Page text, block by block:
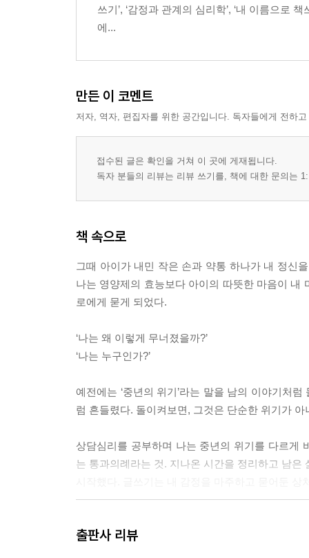
쓰기’, ‘감정과 관계의 심리학’, ‘내 이름으로
에...
만든 이 코멘트
저자, 역자, 편집자를 위한 공간입니다. 독자들에게 전하
접수된 글은 확인을 거쳐 이 곳에 게재됩니다.
독자 분들의 리뷰는 리뷰 쓰기를, 책에 대한 문의는
책 속으로
그때 아이가 내민 작은 손과 약통 하나가 내 정신
나는 영양제의 효능보다 아이의 따뜻한 마음이 내
로에게 묻게 되었다.
‘나는 왜 이렇게 무너졌을까?’
‘나는 누구인가?’
예전에는 ‘중년의 위기’라는 말을 남의 이야기처
럼 흔들렸다. 돌이켜보면, 그것은 단순한 위기가
상담심리를 공부하며 나는 중년의 위기를 다르게
는 통과의례라는 것. 지나온 시간을 정리하고 남
할 수 있었다. 우리는 매일 크고 작은 위기를 겪으
출판사 리뷰